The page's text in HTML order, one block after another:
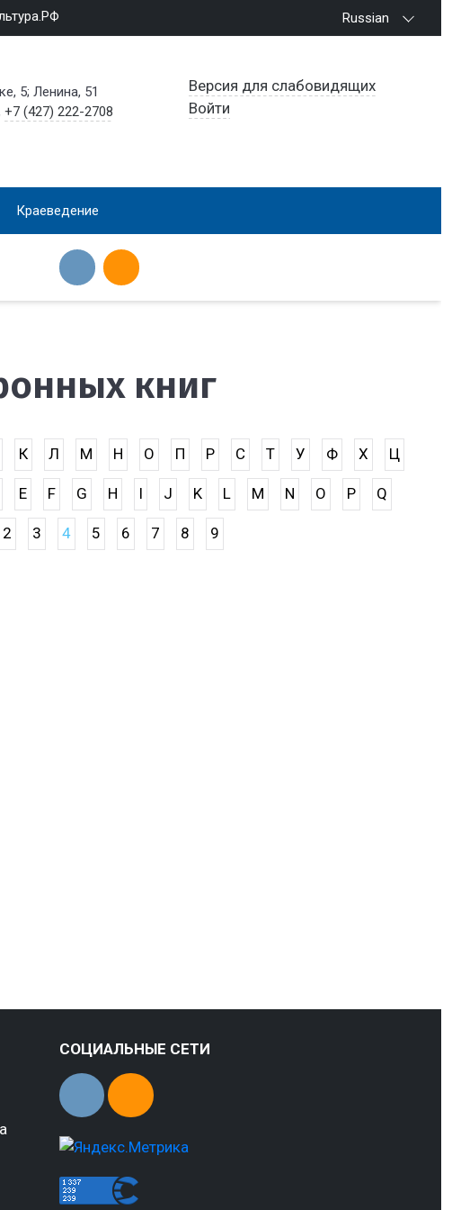
Russian
5; Ленина, 51
+7 (427) 222-2708
Версия для слабовидящих
Войти
Краеведение
книг
К Л М Н О П Р С Т У Ф Х Ц
E F G H I J K L M N O P Q
2 3 4 5 6 7 8 9
СОЦИАЛЬНЫЕ СЕТИ